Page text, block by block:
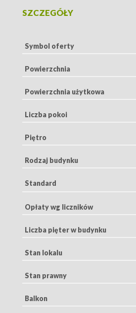
SZCZEGÓŁY
Symbol oferty
Powierzchnia
Powierzchnia użytkowa
Liczba pokoi
Piętro
Rodzaj budynku
Standard
Opłaty wg liczników
Liczba pięter w budynku
Stan lokalu
Stan prawny
Balkon